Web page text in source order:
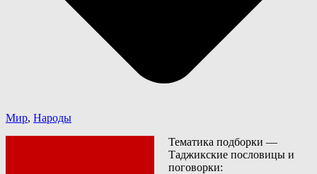
Мир, Народы
Тематика подборки —
Таджикские пословицы и
поговорки: